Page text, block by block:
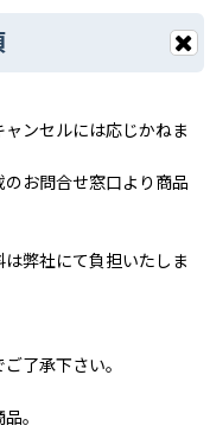
ンセルには応じかねま
お問合せ窓口より商品
弊社にて負担いたしま
了承下さい。
。